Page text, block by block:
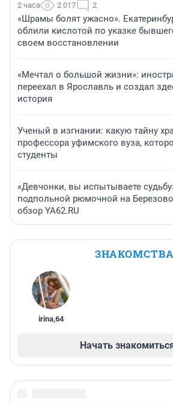
2 часа 2 017 2
«Шрамы болят ужасно».
облили кислотой по указке
своем восстановлении
«Мечтал о большой жизни»:
переехал в Ярославль и создал
история
Ученый в изгнании: какую тайну
профессора уфимского вуза,
студенты
«Девчонки, вы испытываете
подпольной рюмочной на
обзор YA62.RU
ЗНАКОМСТВА
irina,64
Начать